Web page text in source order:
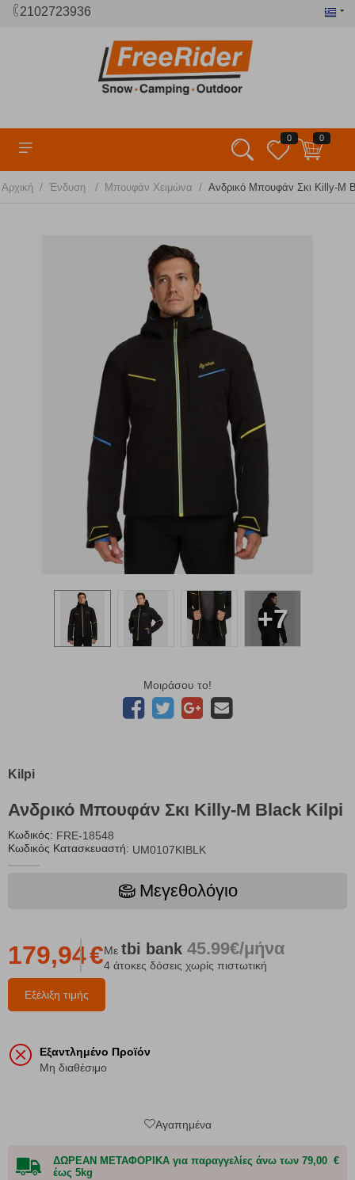
2102723936
0 0
Αρχική / Ένδυση / Μπουφάν Χειμώνα / Ανδρικό Μπουφάν Σκι Killy-M
+7
Μοιράσου το!
Kilpi
Ανδρικό Μπουφάν Σκι Killy-M Black Kilpi
Κωδικός: FRE-18548
Κωδικός Κατασκευαστή: UM0107KIBLK
Μεγεθολόγιο
Εξέλιξη τιμής
179,94€Με tbi bank 45.99€/μήνα
4 άτοκες δόσεις χωρίς πιστωτική
Εξαντλημένο Προϊόν
Μη διαθέσιμο
Αγαπημένα
ΔΩΡΕΑΝ ΜΕΤΑΦΟΡΙΚΑ για παραγγελίες άνω των 79,00 €
έως 5kg